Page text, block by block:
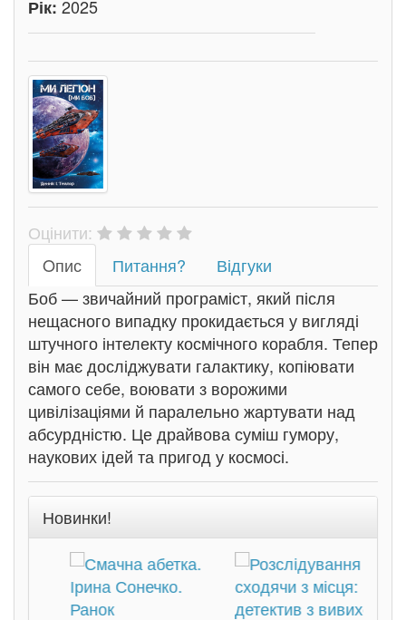
Рік: 2025
Оцінити:
Oпис
Питання?
Відгуки
Боб — звичайний програміст, який після
нещасного випадку прокидається у вигляді
штучного інтелекту космічного корабля. Тепер
він має досліджувати галактику, копіювати
самого себе, воювати з ворожими
цивілізаціями й паралельно жартувати над
абсурдністю. Це драйвова суміш гумору,
наукових ідей та пригод у космосі.
Новинки!